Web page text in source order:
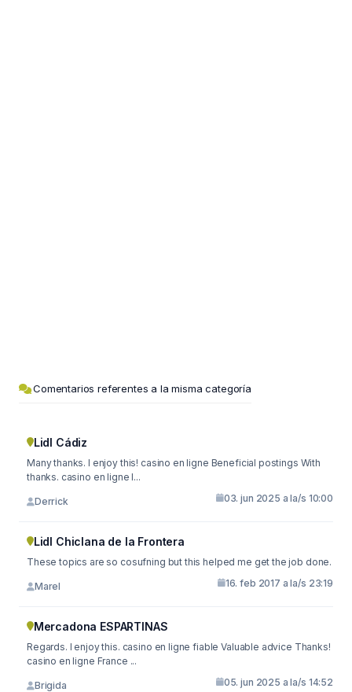
Comentarios referentes a la misma categoría
Lidl Cádiz
Many thanks. I enjoy this! casino en ligne Beneficial postings With
thanks. casino en ligne I...
Derrick 03. jun 2025 a la/s 10:00
Lidl Chiclana de la Frontera
These topics are so cosufning but this helped me get the job done.
Marel 16. feb 2017 a la/s 23:19
Mercadona ESPARTINAS
Regards. I enjoy this. casino en ligne fiable Valuable advice Thanks!
casino en ligne France ...
Brigida 05. jun 2025 a la/s 14:52